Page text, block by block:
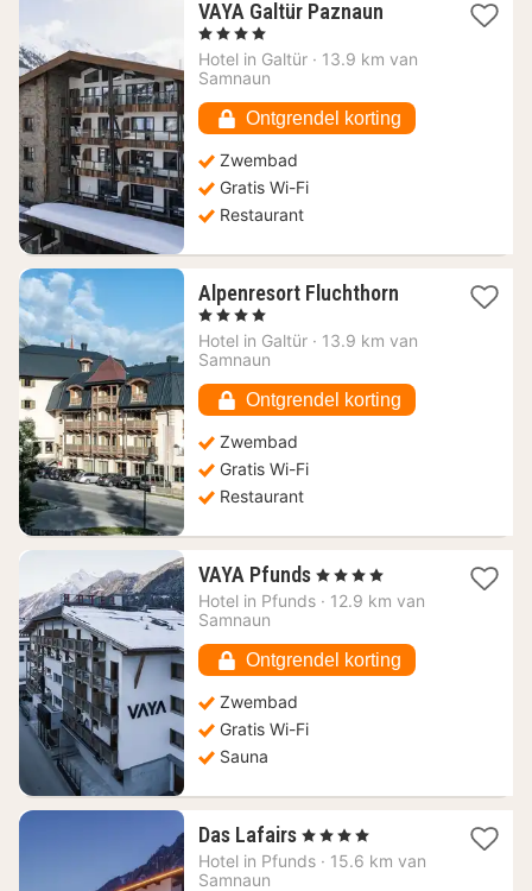
VAYA Galtür Paznaun1
vanaf
, 4 Sterren
Hotel in Galtür · 13.9 km van
Samnaun
Ontgrendel korting
Zwembad
Gratis Wi-Fi
Restaurant
Alpenresort Fluchthorn1
vanaf
, 4 Sterren
Hotel in Galtür · 13.9 km van
Samnaun
Ontgrendel korting
Zwembad
Gratis Wi-Fi
Restaurant
VAYA Pfunds 1
nacht
€
, 4 Sterren
Hotel in Pfunds · 12.9 km van
Samnaun
Ontgrendel korting
Zwembad
Gratis Wi-Fi
Sauna
Das Lafairs 1
nacht
, 4 Sterren
Hotel in Pfunds · 15.6 km van
Samnaun